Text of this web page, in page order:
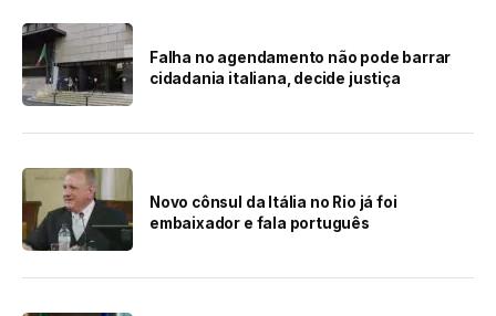
Falha no agendamento não pode barrar
cidadania italiana, decide justiça
Novo cônsul da Itália no Rio já foi
embaixador e fala português